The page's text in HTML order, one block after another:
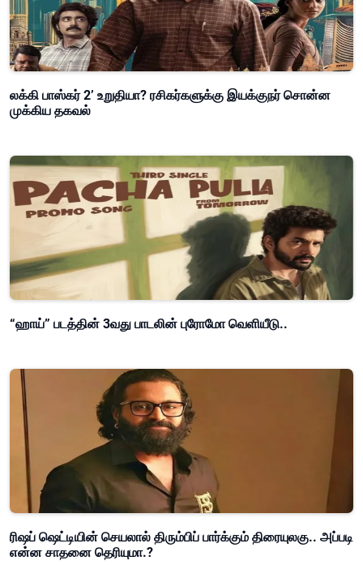
லக்கி பாஸ்கர் 2’ உறுதியா? ரசிகர்களுக்கு இயக்குநர் சொன்ன
முக்கிய தகவல்
“ஹாய்” படத்தின் 3வது பாடலின் புரோமோ வெளியீடு..
ரிஷப் ஷெட்டியின் செயலால் திரும்பிப் பார்க்கும் திரையுலகு.. அப்படி
என்ன சாதனை தெரியுமா.?